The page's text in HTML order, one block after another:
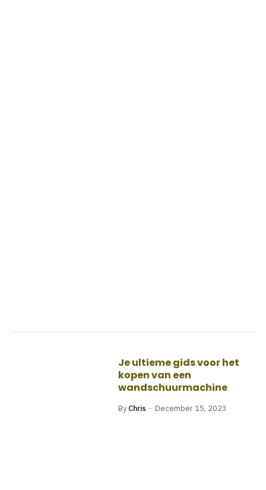
Je ultieme gids voor het
kopen van een
wandschuurmachine
By Chris December 15, 2023